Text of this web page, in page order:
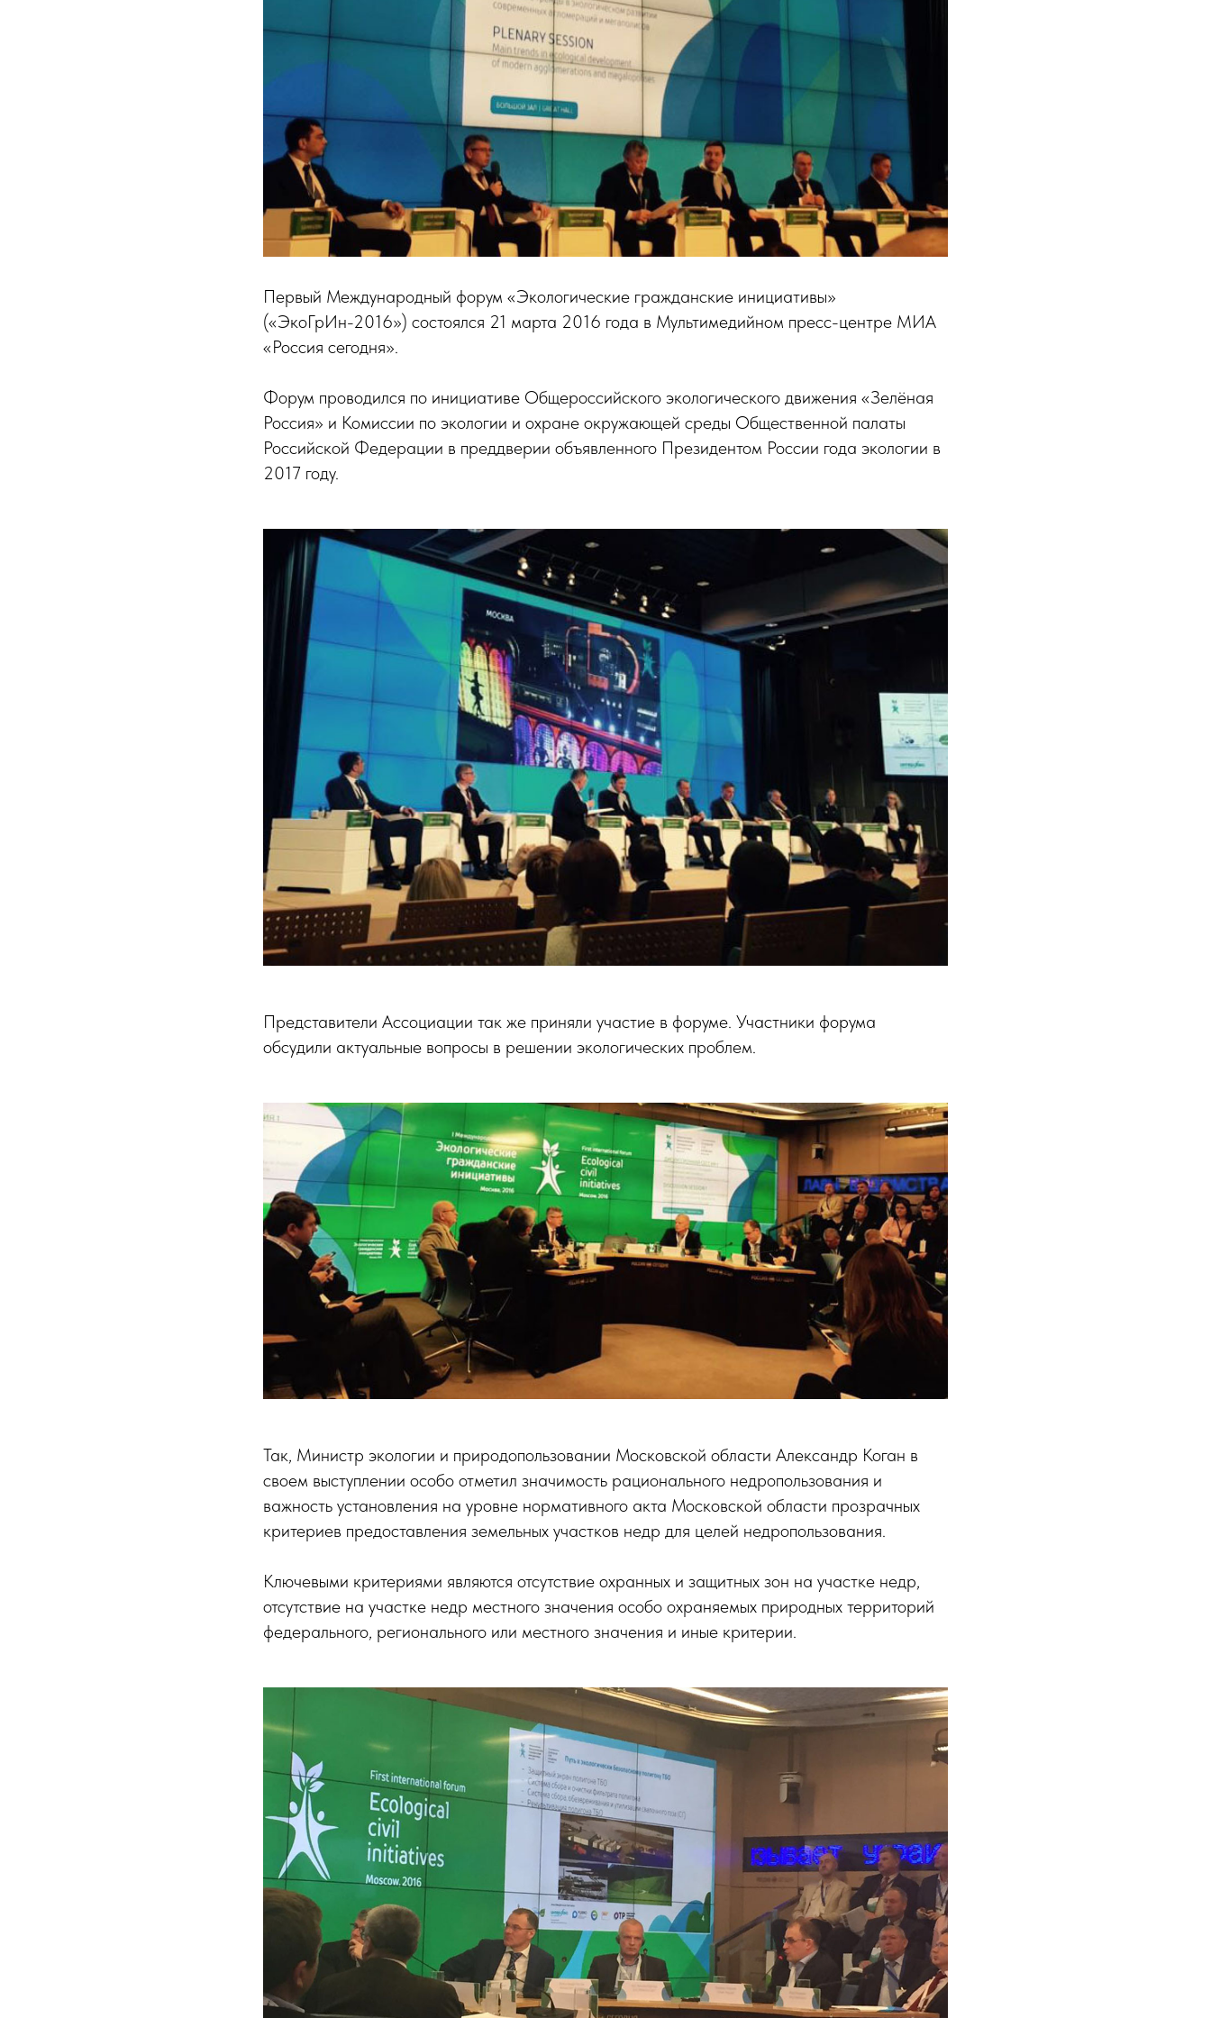
Первый Международный форум «Экологические гражданские инициативы»
(«ЭкоГрИн-2016») состоялся 21 марта 2016 года в Мультимедийном пресс-центре МИА
«Россия сегодня».
Форум проводился по инициативе Общероссийского экологического движения «Зелёная
Россия» и Комиссии по экологии и охране окружающей среды Общественной палаты
Российской Федерации в преддверии объявленного Президентом России года экологии в
2017 году.
Представители Ассоциации так же приняли участие в форуме. Участники форума
обсудили актуальные вопросы в решении экологических проблем.
Так, Министр экологии и природопользовании Московской области Александр Коган в
своем выступлении особо отметил значимость рационального недропользования и
важность установления на уровне нормативного акта Московской области прозрачных
критериев предоставления земельных участков недр для целей недропользования.
Ключевыми критериями являются отсутствие охранных и защитных зон на участке недр,
отсутствие на участке недр местного значения особо охраняемых природных территорий
федерального, регионального или местного значения и иные критерии.